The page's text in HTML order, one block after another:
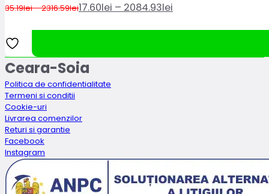
35.19lei–2316.59leiInterval
de
35.19lei
Prețul
a
fost:
35.19lei
–
2316.59leiInterval
de
prețuri:
35.19lei
până
la
2316.59lei.
17.60lei – 2084.93lei
Prețul
curent
este:
17.60lei
–
2084.93leiInterval
de
prețuri:
17.60lei
până
la
2084.93lei.
Ceara-Soia
Politica de confidentialitate
Termeni si conditii
Cookie-uri
Livrarea comenzilor
Returi si garantie
Facebook
Instagram